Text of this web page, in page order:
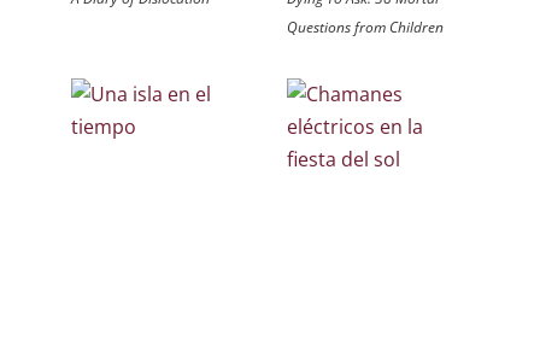
Questions from Children